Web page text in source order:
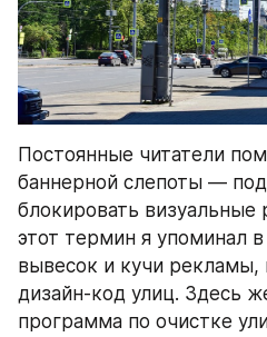
Постоянные читатели
баннерной слепоты —
блокировать
этот термин я упоминал
вывесок и кучи рекламы,
дизайн-код улиц. Здесь
программа по очистке